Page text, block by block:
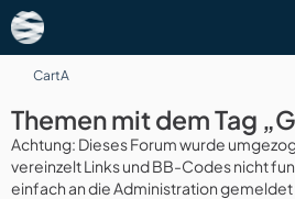
CartA
Themen mit dem Tag
Achtung: Dieses Forum wurde
vereinzelt Links und BB-Codes nicht
einfach an die Administration